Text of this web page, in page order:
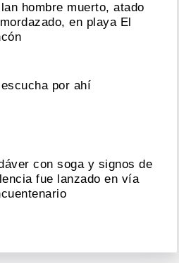
hombre muerto, atado
en playa El
por ahí
con soga y signos de
fue lanzado en vía